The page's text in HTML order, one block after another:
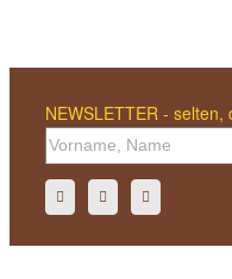
NEWSLETTER - selten,